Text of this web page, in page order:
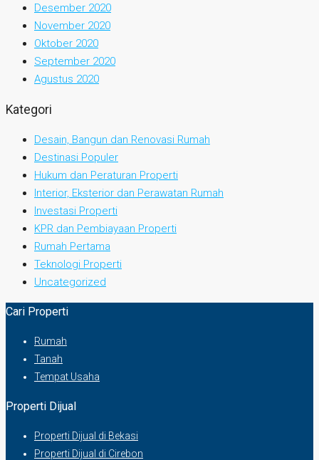
Desember 2020
November 2020
Oktober 2020
September 2020
Agustus 2020
Kategori
Desain, Bangun dan Renovasi Rumah
Destinasi Populer
Hukum dan Peraturan Properti
Interior, Eksterior dan Perawatan Rumah
Investasi Properti
KPR dan Pembiayaan Properti
Rumah Pertama
Teknologi Properti
Uncategorized
Cari Properti
Rumah
Tanah
Tempat Usaha
Properti Dijual
Properti Dijual di Bekasi
Properti Dijual di Cirebon